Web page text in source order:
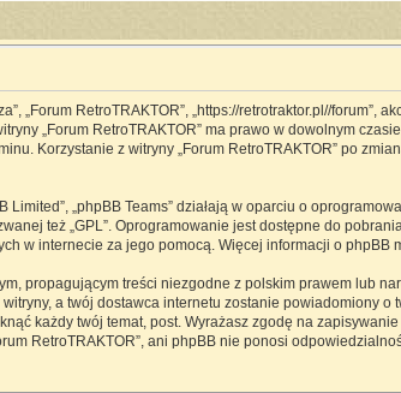
„Forum RetroTRAKTOR”, „https://retrotraktor.pl//
„Forum RetroTRAKTOR” ma prawo w dowolnym
Korzystanie z witryny „Forum RetroTRAKTOR” po
Limited”, „phpBB Teams” działają w oparciu o
też „GPL”. Oprogramowanie jest dostępne do
w internecie za jego pomocą. Więcej informacji o phpBB
propagującym treści niezgodne z polskim prawem lub
a twój dostawca internetu zostanie powiadomiony o
każdy twój temat, post. Wyrażasz zgodę na
RetroTRAKTOR”, ani phpBB nie ponosi